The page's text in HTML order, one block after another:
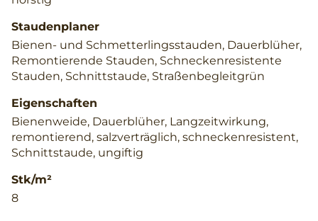
Staudenplaner
Bienen- und Schmetterlingsstauden, Dauerblüher,
Remontierende Stauden, Schneckenresistente
Stauden, Schnittstaude, Straßenbegleitgrün
Eigenschaften
Bienenweide, Dauerblüher, Langzeitwirkung,
remontierend, salzverträglich, schneckenresistent,
Schnittstaude, ungiftig
Stk/m²
8